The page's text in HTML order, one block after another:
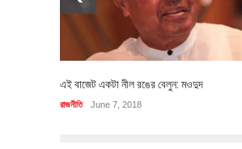
এই বাজেট একটা নীল রঙের বেলুন: মওদুদ
রাজনীতি June 7, 2018